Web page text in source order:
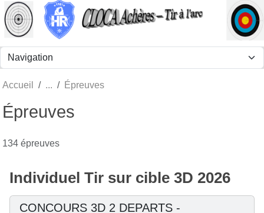
Accueil Épreuves
Épreuves
134 épreuves
Individuel Tir sur cible 3D 2026
CONCOURS 3D 2 DEPARTS -
Panneau de gestion des cookies